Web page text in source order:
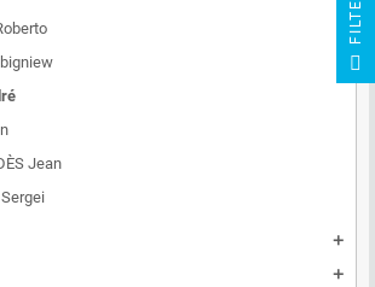
Jean
Sergei
add
add
R